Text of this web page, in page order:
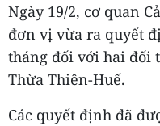
Ngày 19/2, cơ quan
đơn vị vừa ra quyết
tháng đối với hai đối
Thừa Thiên-Huế.
Các quyết định đã